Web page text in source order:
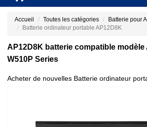
Accueil Toutes les catégories
Batterie pour
Batterie ordinateur portable AP12D8K
AP12D8K batterie compatible modèle
W510P Series
Acheter de nouvelles Batterie ordinateur